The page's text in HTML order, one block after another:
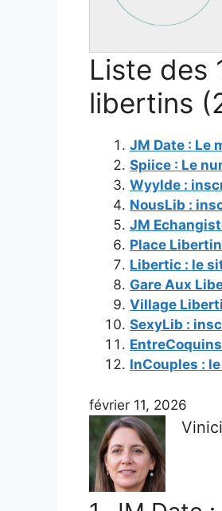
Liste des
libertins
JM Date : Le
Spiice : Le
Wyylde :
NousLib :
JM
Place
Libertic : le
Gare Aux
Village
SexyLib :
InCouples :
février 11, 2026